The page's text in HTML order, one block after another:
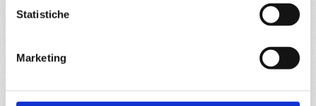
Statistiche
Marketing